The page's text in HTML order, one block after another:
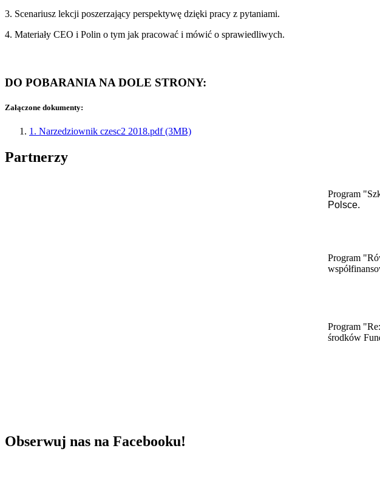
3. Scenariusz lekcji poszerzający perspektywę dzięki pracy z pytaniami.
4. Materiały CEO i Polin o tym jak pracować i mówić o sprawiedliwych.
DO POBARANIA NA DOLE STRONY:
Załączone dokumenty:
1. Narzedziownik czesc2 2018.pdf (3MB)
Partnerzy
Program
Polsce.
Program
​Program
środków
Obserwuj nas na Facebooku!